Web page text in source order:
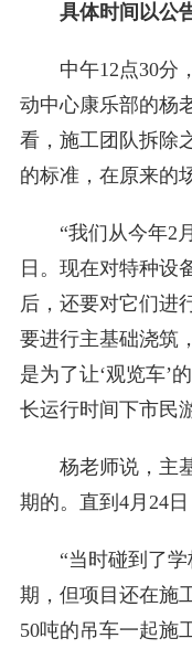
具体时间以公
中午12点30分
动中心康乐部的杨
看，施工团队拆除
的标准，在原来的
“我们从今年2
日。现在对特种设
后，还要对它们进
要进行主基础浇筑
是为了让‘观览车’
长运行时间下市民
杨老师说，主
期的。直到4月24
“当时碰到了
期，但项目还在施
50吨的吊车一起施